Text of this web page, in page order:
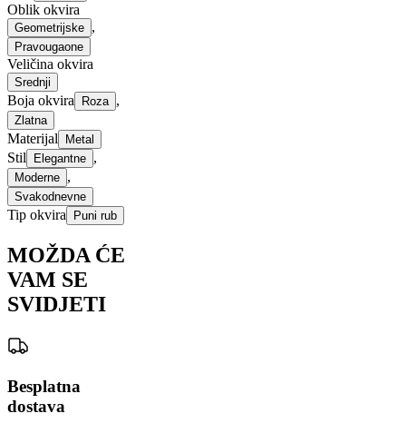
Oblik okvira
Geometrijske ,
Pravougaone
Veličina okvira
Srednji
Boja okvira Roza ,
Zlatna
Materijal Metal
Stil Elegantne ,
Moderne ,
Svakodnevne
Tip okvira Puni rub
MOŽDA ĆE
VAM SE
SVIDJETI
Besplatna
dostava